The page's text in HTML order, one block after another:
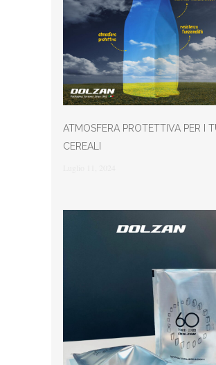
ATMOSFERA PROTETTIVA PER I
CEREALI